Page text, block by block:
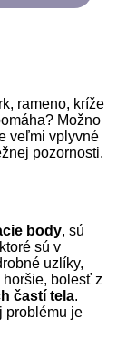
rameno, kríže
Možno
veľmi vplyvné
pozornosti.
body, sú
sú v
uzlíky,
bolesť z
častí tela.
problému je